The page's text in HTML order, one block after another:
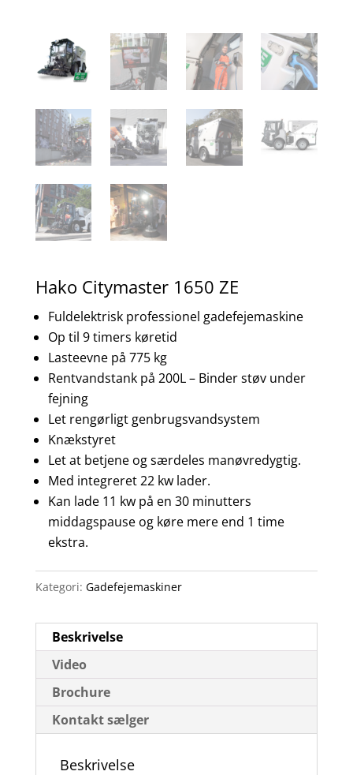
Hako Citymaster 1650 ZE
Fuldelektrisk professionel gadefejemaskine
Op til 9 timers køretid
Lasteevne på 775 kg
Rentvandstank på 200L – Binder støv under
fejning
Let rengørligt genbrugsvandsystem
Knækstyret
Let at betjene og særdeles manøvredygtig.
Med integreret 22 kw lader.
Kan lade 11 kw på en 30 minutters
middagspause og køre mere end 1 time
ekstra.
Kategori: Gadefejemaskiner
Beskrivelse
Video
Brochure
Kontakt sælger
Beskrivelse